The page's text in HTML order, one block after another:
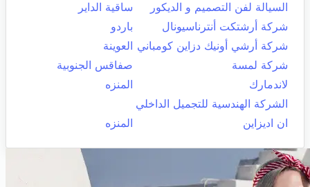
السيالة لفن التصميم و الديكور
ساقية الداير
شركة أرشتكت أنترناسيونال
باردو
شركة أرشي أونيك دزاين كومباني
العوينة
شركة لمسة
صفاقس الجنوبية
لاندمارك
المنزه
الشركة الهندسية للتجميل الداخلي
ان اديزاين
المنزه